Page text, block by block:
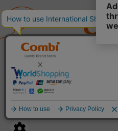
子育てに、イ
ベビー用品の
All Right Reserved.